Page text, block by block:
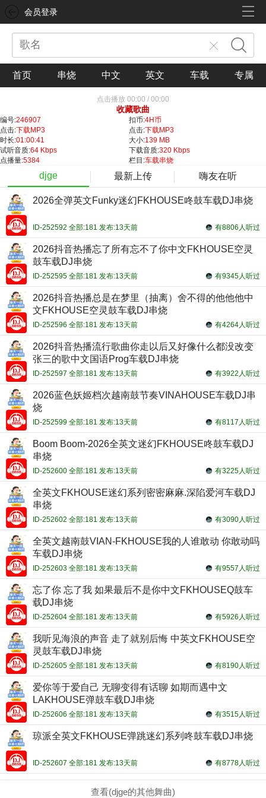
会员登录
首页 串烧 中文 英文 车载 专属
点击播放 00:00 / 00:00
收藏歌曲
编号:246907 扣币:4H币
点击:下载MP3 点击:下载MP3
时长:01:00:41 大小:139 MB
试听音质:64 Kbps 下载音质:320 Kbps
点播量:5384 栏目:车载串烧
djge 最新上传 嗨友在听
2026全弹英文Funky迷幻FKHOUSE咚鼓车载DJ串烧
有8806人听过
ID-252592 全部:181 发布:13天前
2026抖音热播忘了所有忘不了你中文FKHOUSE空灵
鼓车载DJ串烧
有9345人听过
ID-252595 全部:181 发布:13天前
2026抖音热播总是在梦里（抽离）舍不得的他他他中
文FKHOUSE空灵鼓车载DJ串烧
有4264人听过
ID-252596 全部:181 发布:13天前
2026抖音热播流行歌曲你走以后又好像什么都没改变
张三的歌中文国语Prog车载DJ串烧
有3922人听过
ID-252597 全部:181 发布:13天前
2026蓝色妖姬档次越南鼓节奏VINAHOUSE车载DJ串
烧
有8117人听过
ID-252599 全部:181 发布:13天前
Boom Boom-2026全英文迷幻FKHOUSE咚鼓车载DJ
串烧
有3225人听过
ID-252600 全部:181 发布:13天前
全英文FKHOUSE迷幻系列密密麻麻.深陷爱河车载DJ
串烧
有3090人听过
ID-252602 全部:181 发布:13天前
全英文越南鼓VIAN-FKHOUSE我的人谁敢动 你敢动吗
车载DJ串烧
有9557人听过
ID-252603 全部:181 发布:13天前
忘了你 忘了我 如果最后不是你中文FKHOUSEQ鼓车
载DJ串烧
有5926人听过
ID-252604 全部:181 发布:13天前
我听见海浪的声音 走了就别后悔 中英文FKHOUSE空
灵鼓车载DJ串烧
有8190人听过
ID-252605 全部:181 发布:13天前
爱你等于爱自己 无聊变得有话聊 如期而遇中文
LAKHOUSE弹鼓车载DJ串烧
有3515人听过
ID-252606 全部:181 发布:13天前
琼派全英文FKHOUSE弹跳迷幻系列咚鼓车载DJ串烧
有8778人听过
ID-252607 全部:181 发布:13天前
查看(djge的其他舞曲)